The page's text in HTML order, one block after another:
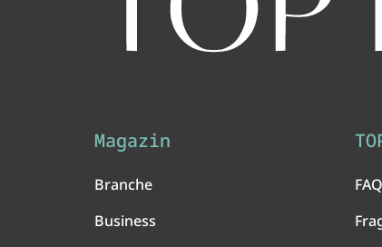
Magazin
Branche
Business
FAQ